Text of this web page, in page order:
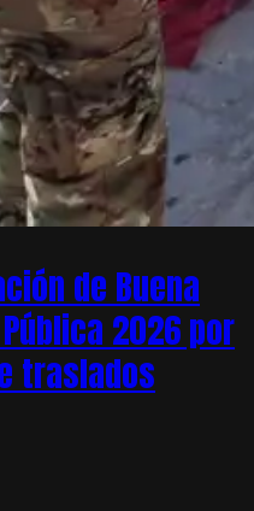
de Buena
2026 por
traslados